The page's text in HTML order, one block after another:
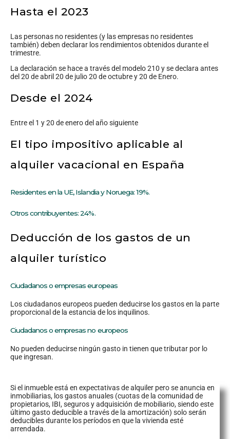
Hasta el 2023
Las personas no residentes (y las empresas no residentes
también) deben declarar los rendimientos obtenidos durante el
trimestre.
La declaración se hace a través del modelo 210 y se declara antes
del 20 de abril 20 de julio 20 de octubre y 20 de Enero.
Desde el 2024
Entre el 1 y 20 de enero del año siguiente
El tipo impositivo aplicable al
alquiler vacacional en España
Residentes en la UE, Islandia y Noruega: 19%.
Otros contribuyentes: 24%.
Deducción de los gastos de un
alquiler turístico
Ciudadanos o empresas europeas
Los ciudadanos europeos pueden deducirse los gastos en la parte
proporcional de la estancia de los inquilinos.
Ciudadanos o empresas no europeos
No pueden deducirse ningún gasto in tienen que tributar por lo
que ingresan.
Si el inmueble está en expectativas de alquiler pero se anuncia en
inmobiliarias, los gastos anuales (cuotas de la comunidad de
propietarios, IBI, seguros y adquisición de mobiliario, siendo este
último gasto deducible a través de la amortización) solo serán
deducibles durante los períodos en que la vivienda esté
arrendada.